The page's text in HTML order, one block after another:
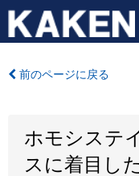
前のページに戻る
ホモシステ
スに着目し